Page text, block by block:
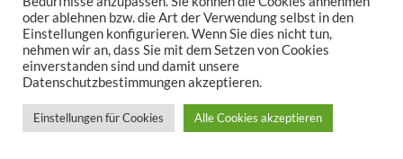
KOMMENTAR
oder ablehnen bzw. die Art der Verwendung selbst in den
Einstellungen konfigurieren. Wenn Sie dies nicht tun,
nehmen wir an, dass Sie mit dem Setzen von Cookies
einverstanden sind und damit unsere
Datenschutzbestimmungen akzeptieren.
Einstellungen für Cookies Alle Cookies akzeptieren